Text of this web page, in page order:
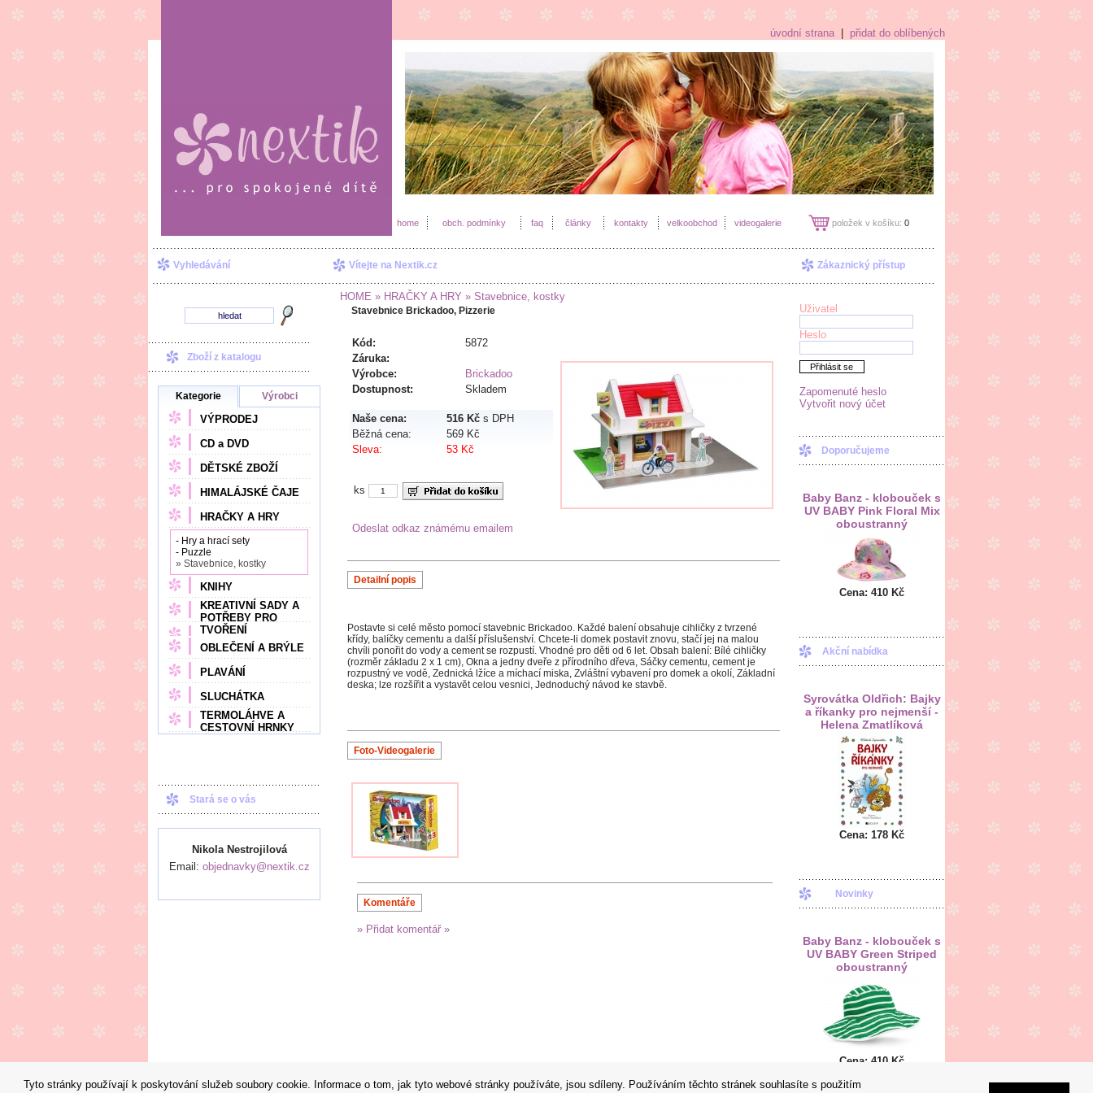
Tyto stránky používají k poskytování služeb soubory cookie. Informace o tom, jak tyto webové stránky používáte, jsou sdíleny. Používáním těchto stránek souhlasíte s použitím
úvodní strana přidat do oblíbených
home obch. podmínky faq články kontakty velkoobchod videogalerie položek v košíku: 0
Vyhledávání Vítejte na Nextik.cz Zákaznický přístup
Zboží z katalogu
Kategorie Výrobci
VÝPRODEJ
CD a DVD
DĚTSKÉ ZBOŽÍ
HIMALÁJSKÉ ČAJE
HRAČKY A HRY
- Hry a hrací sety
- Puzzle
» Stavebnice, kostky
KNIHY
KREATIVNÍ SADY A
POTŘEBY PRO
TVOŘENÍ
OBLEČENÍ A BRÝLE
PLAVÁNÍ
SLUCHÁTKA
TERMOLÁHVE A
CESTOVNÍ HRNKY
Stará se o vás
Nikola Nestrojilová
Email: objednavky@nextik.cz
HOME » HRAČKY A HRY » Stavebnice, kostky
Stavebnice Brickadoo, Pizzerie
Kód:
5872
Záruka:
Výrobce:
Brickadoo
Dostupnost:
Skladem
Naše cena: 516 Kč s DPH
Běžná cena:
569 Kč
Sleva:
53 Kč
ks
Odeslat odkaz známému emailem
Detailní popis
Postavte si celé město pomocí stavebnic Brickadoo. Každé balení obsahuje cihličky z tvrzené
křídy, balíčky cementu a další příslušenství. Chcete-li domek postavit znovu, stačí jej na malou
chvíli ponořit do vody a cement se rozpustí. Vhodné pro děti od 6 let. Obsah balení: Bílé cihličky
(rozměr základu 2 x 1 cm), Okna a jedny dveře z přírodního dřeva, Sáčky cementu, cement je
rozpustný ve vodě, Zednická lžíce a míchací miska, Zvláštní vybavení pro domek a okolí, Základní
deska; lze rozšířit a vystavět celou vesnici, Jednoduchý návod ke stavbě.
Foto-Videogalerie
Komentáře
» Přidat komentář »
Uživatel
Heslo
Přihlásit se
Zapomenuté heslo
Vytvořit nový účet
Doporučujeme
Baby Banz - klobouček s
UV BABY Pink Floral Mix
oboustranný
Cena: 410 Kč
Akční nabídka
Syrovátka Oldřich: Bajky
a říkanky pro nejmenší -
Helena Zmatlíková
Cena: 178 Kč
Novinky
Baby Banz - klobouček s
UV BABY Green Striped
oboustranný
Cena: 410 Kč